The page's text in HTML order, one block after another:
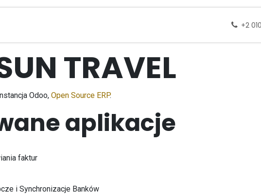
+2
TRAVEL
Odoo, Open Source ERP.
aplikacje
faktur
i Synchronizacje Banków